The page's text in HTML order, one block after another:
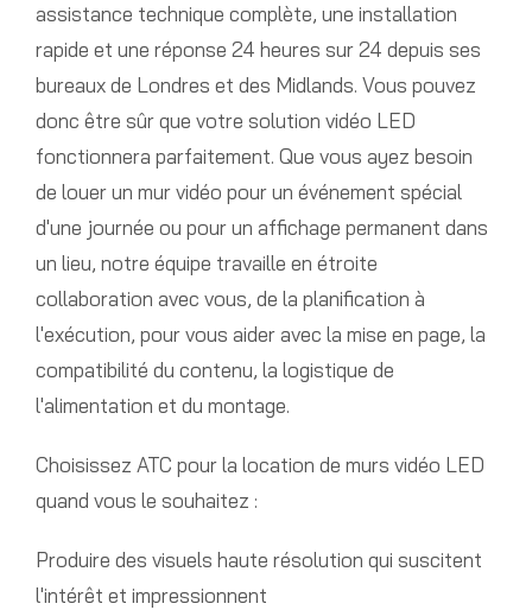
assistance technique complète, une installation
rapide et une réponse 24 heures sur 24 depuis ses
bureaux de Londres et des Midlands. Vous pouvez
donc être sûr que votre solution vidéo LED
fonctionnera parfaitement. Que vous ayez besoin
de louer un mur vidéo pour un événement spécial
d'une journée ou pour un affichage permanent dans
un lieu, notre équipe travaille en étroite
collaboration avec vous, de la planification à
l'exécution, pour vous aider avec la mise en page, la
compatibilité du contenu, la logistique de
l'alimentation et du montage.
Choisissez ATC pour la location de murs vidéo LED
quand vous le souhaitez :
Produire des visuels haute résolution qui suscitent
l'intérêt et impressionnent